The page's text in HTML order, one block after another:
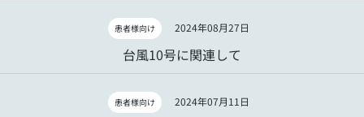
2024年08月27日
患者様向け
台風10号に関連して
2024年07月11日
患者様向け